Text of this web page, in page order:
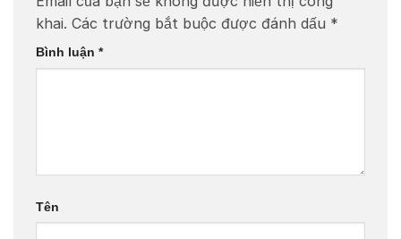
khai. Các trường bắt buộc được đánh dấu *
Bình luận *
Tên